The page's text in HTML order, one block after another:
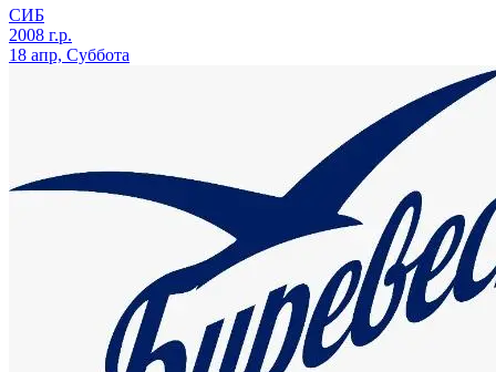
СИБ
2008 г.р.
18 апр, Суббота